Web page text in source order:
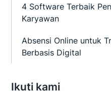
4 Software Terbaik
Karyawan
Absensi Online untuk
Berbasis Digital
Ikuti kami